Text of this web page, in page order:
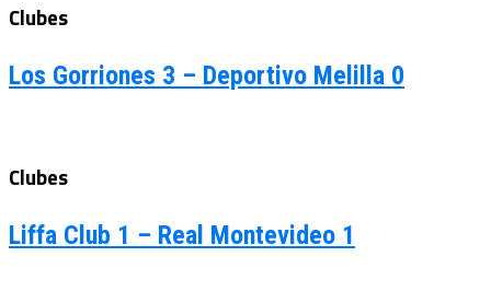
Clubes
Los Gorriones 3 – Deportivo Melilla 0
Clubes
Liffa Club 1 – Real Montevideo 1